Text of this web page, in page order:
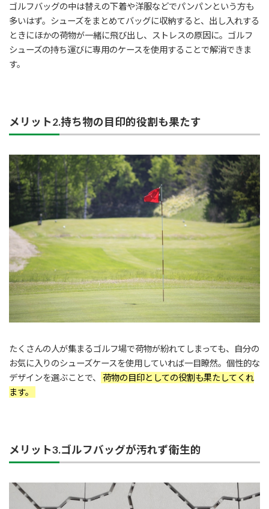
ゴルフバッグの中は替えの下着や洋服などでパンパンという方も
多いはず。シューズをまとめてバッグに収納すると、出し入れする
ときにほかの荷物が一緒に飛び出し、ストレスの原因に。ゴルフ
シューズの持ち運びに専用のケースを使用することで解消できま
す。
メリット2.持ち物の目印的役割も果たす
たくさんの人が集まるゴルフ場で荷物が紛れてしまっても、自分の
お気に入りのシューズケースを使用していれば一目瞭然。個性的な
デザインを選ぶことで、
荷物の目印としての役割も果たしてくれ
ます。
メリット3.ゴルフバッグが汚れず衛生的